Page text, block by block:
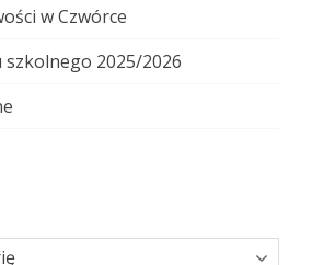
w Czwórce
2025/2026